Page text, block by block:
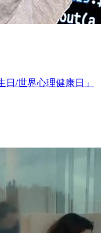
/世界心理健康日」